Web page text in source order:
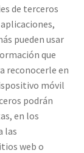
de terceros
pueden usar
que
reconocerle en
móvil
podrán
en los
las
web o